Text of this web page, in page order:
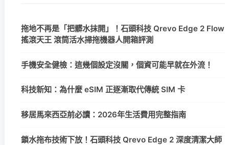
拖地不再是「把髒水抹開」！石頭科技 Qrevo Edge 2 Flow
搖滾天王 滾筒活水掃拖機器人開箱評測
手機安全健檢：這幾個設定沒關，個資可能早就在外流！
科技新知：為什麼 eSIM 正逐漸取代傳統 SIM 卡
移居馬來西亞前必讀：2026年生活費用完整指南
鎖水拖布技術下放！石頭科技 Qrevo Edge 2 深度清潔大師